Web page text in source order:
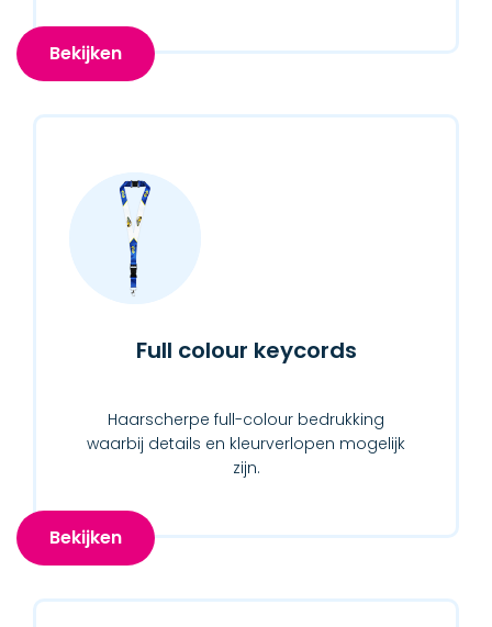
Bekijken
Full colour keycords
Haarscherpe full-colour bedrukking
waarbij details en kleurverlopen mogelijk
zijn.
Bekijken